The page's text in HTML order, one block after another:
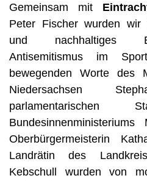
Gemeinsam mit
Peter Fischer wurden wir
und nachhaltiges
Antisemitismus im
bewegenden Worte des
Niedersachsen
parlamentarischen
Oberbürgermeisterin
Landrätin des
Kebschull wurden von